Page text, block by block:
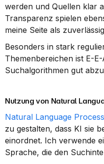
werden und Quellen klar
Transparenz spielen
meine Seite als
Besonders in stark
Themenbereichen ist E-
Suchalgorithmen gut
Nutzung von Natural
Natural Language
zu gestalten, dass KI sie
einordnet. Ich verwende
Sprache, die den